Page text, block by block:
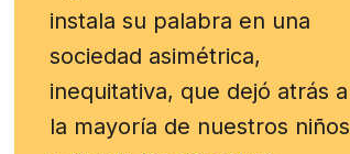
instala su palabra en una
sociedad asimétrica,
inequitativa, que dejó atrás a
la mayoría de nuestros niños